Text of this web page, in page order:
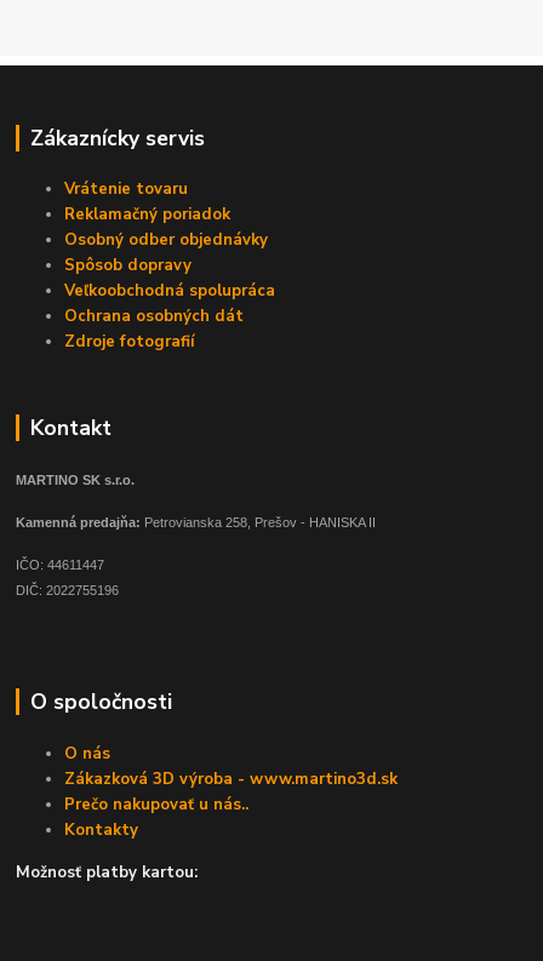
Zákaznícky servis
Vrátenie tovaru
Reklamačný poriadok
Osobný odber objednávky
Spôsob dopravy
Veľkoobchodná spolupráca
Ochrana osobných dát
Zdroje fotografií
Kontakt
MARTINO SK s.r.o.
Kamenná predajňa: Petrovianska 258, Prešov - HANISKA II
IČO: 44611447
DIČ: 2022755196
O spoločnosti
O nás
Zákazková 3D výroba - www.martino3d.sk
Prečo nakupovať u nás..
Kontakty
Možnosť platby kartou: